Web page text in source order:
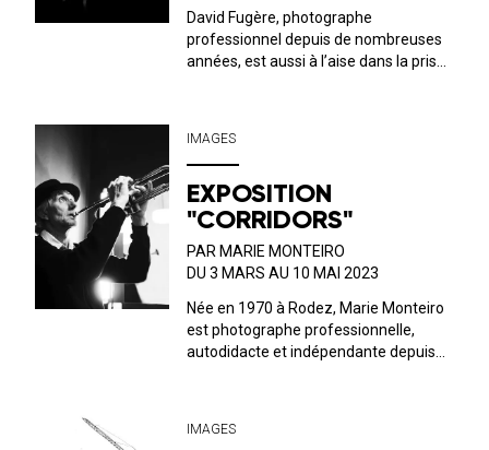
David Fugère, photographe
professionnel depuis de nombreuses
années, est aussi à l’aise dans la prise
apercevoir son travail titanesque
auto...
IMAGES
EXPOSITION
"CORRIDORS"
PAR MARIE MONTEIRO
DU 3 MARS AU 10 MAI 2023
Née en 1970 à Rodez, Marie Monteiro
est photographe professionnelle,
autodidacte et indépendante depuis
urbains ou naturels, elle pratique l'art
IMAGES